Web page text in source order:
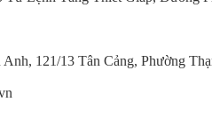
121/13 Tân Cảng, Phường